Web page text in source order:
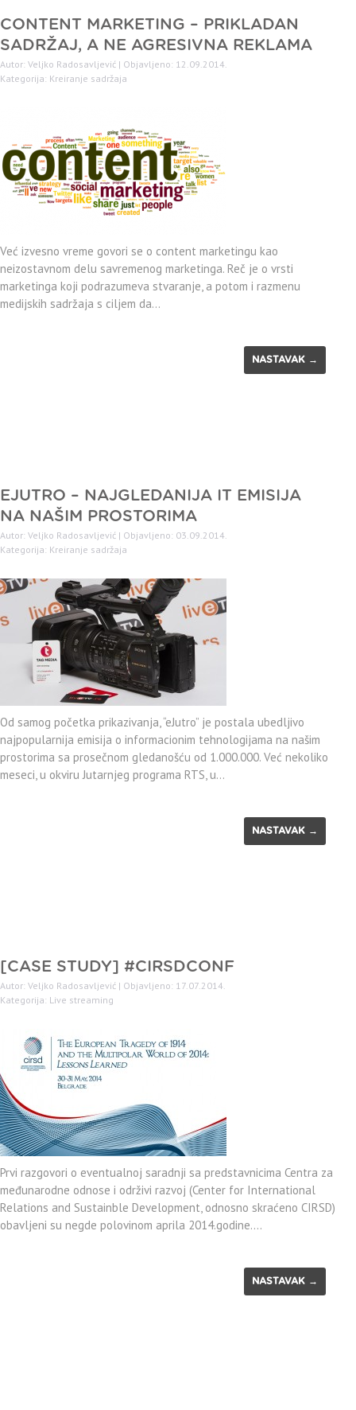
CONTENT MARKETING – PRIKLADAN
SADRŽAJ, A NE AGRESIVNA REKLAMA
Autor: Veljko Radosavljević | Objavljeno: 12.09.2014.
Kategorija: Kreiranje sadržaja
Već izvesno vreme govori se o content marketingu kao
neizostavnom delu savremenog marketinga. Reč je o vrsti
marketinga koji podrazumeva stvaranje, a potom i razmenu
medijskih sadržaja s ciljem da…
NASTAVAK →
EJUTRO – NAJGLEDANIJA IT EMISIJA
NA NAŠIM PROSTORIMA
Autor: Veljko Radosavljević | Objavljeno: 03.09.2014.
Kategorija: Kreiranje sadržaja
Od samog početka prikazivanja, “eJutro” je postala ubedljivo
najpopularnija emisija o informacionim tehnologijama na našim
prostorima sa prosečnom gledanošću od 1.000.000. Već nekoliko
meseci, u okviru Jutarnjeg programa RTS, u…
NASTAVAK →
[CASE STUDY] #CIRSDCONF
Autor: Veljko Radosavljević | Objavljeno: 17.07.2014.
Kategorija: Live streaming
Prvi razgovori o eventualnoj saradnji sa predstavnicima Centra za
međunarodne odnose i održivi razvoj (Center for International
Relations and Sustainble Development, odnosno skraćeno CIRSD)
obavljeni su negde polovinom aprila 2014.godine….
NASTAVAK →